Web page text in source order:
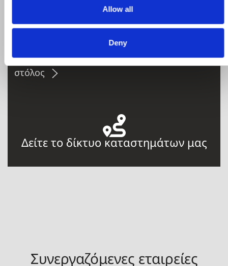
Allow all
Deny
STROMECO
Η εταιρεία, καταστήματα, μεταφορικός
στόλος
Δείτε το δίκτυο καταστημάτων μας
Συνεργαζόμενες εταιρείες